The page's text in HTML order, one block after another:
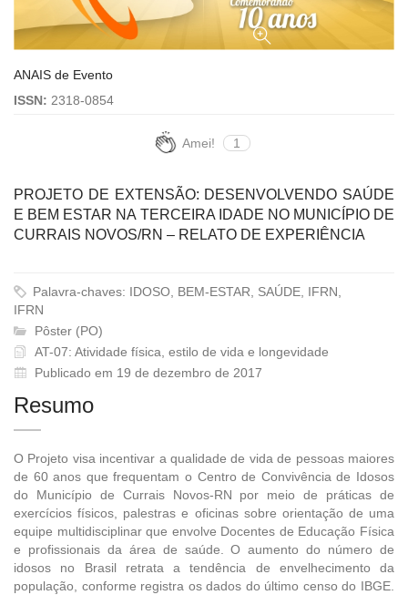
ANAIS de Evento
ISSN: 2318-0854
Amei! 1
PROJETO DE EXTENSÃO: DESENVOLVENDO SAÚDE
E BEM ESTAR NA TERCEIRA IDADE NO MUNICÍPIO DE
CURRAIS NOVOS/RN – RELATO DE EXPERIÊNCIA
Palavra-chaves: IDOSO, BEM-ESTAR, SAÚDE, IFRN,
IFRN
Pôster (PO)
AT-07: Atividade física, estilo de vida e longevidade
Publicado em 19 de dezembro de 2017
Resumo
O Projeto visa incentivar a qualidade de vida de pessoas maiores
de 60 anos que frequentam o Centro de Convivência de Idosos
do Município de Currais Novos-RN por meio de práticas de
exercícios físicos, palestras e oficinas sobre orientação de uma
equipe multidisciplinar que envolve Docentes de Educação Física
e profissionais da área de saúde. O aumento do número de
idosos no Brasil retrata a tendência de envelhecimento da
população, conforme registra os dados do último censo do IBGE.